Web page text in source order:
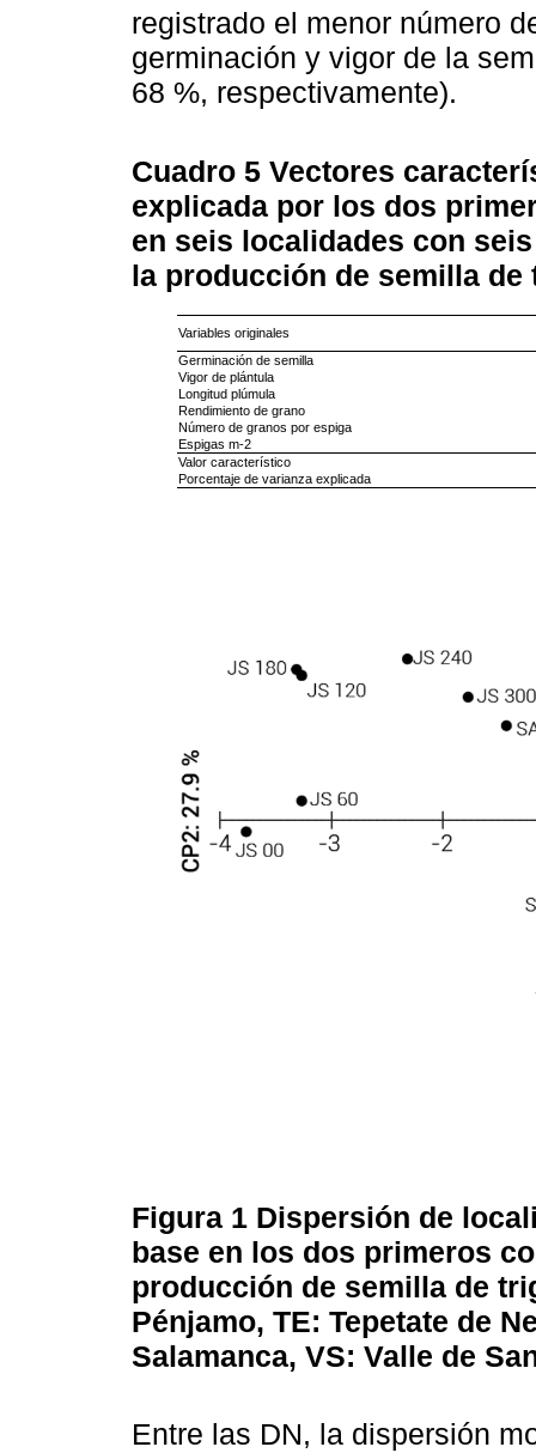
registrado el menor número
germinación y vigor de la
68 %, respectivamente).
Cuadro 5 Vectores
explicada por los dos
en seis localidades con
la producción de semilla
Variables originales
Germinación de semilla
Vigor de plántula
Longitud plúmula
Rendimiento de grano
Número de granos por espiga
Espigas m-2
Valor característico
Porcentaje de varianza explicada
Figura 1 Dispersión de
base en los dos primeros
producción de semilla de
Pénjamo, TE: Tepetate de
Salamanca, VS: Valle de
Entre las DN, la dispersión